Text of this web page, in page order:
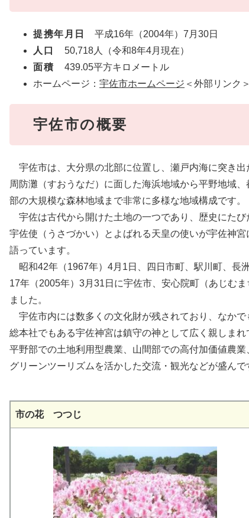
提携年月日
平成16年（2004年）7月30日
人口 50,718人（令和8年4月現在）
面積 439.05平方キロメートル
ホームページ： 宇佐市ホームページ ＜外部リンク＞
宇佐市の概要
宇佐市は、大分県の北部に位置し、瀬戸内海に突き出
周防灘（すおうなだ）に面した海浜地域から平野地域
部の大規模な森林地域まで非常に多様な地域構成です。
宇佐は古代から開けた土地の一つであり、歴史にたび
宇佐使（うさづかい）とよばれる天皇の使いが宇佐神
語っています。
昭和42年（1967年）4月1日、四日市町、駅川町、長
17年（2005年）3月31日に宇佐市、安心院町（あじむ
ました。
宇佐市内には数多くの文化財が残されており、なか
総本社でもある宇佐神宮は鎮守の神として広く親しま
平野部での土地利用型農業、山間部での高付加価値農
グリーンツーリズムを活かした交流・観光などが盛んで
市の花 つつじ